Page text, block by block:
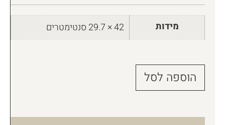
מידות 42 × 29.7 סנטימטרים
הוספה לסל